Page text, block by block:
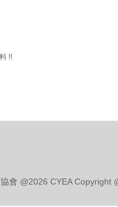
!!
會 @2026 CYEA Copyright